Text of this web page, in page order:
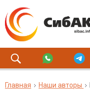
Главная Наши авторы